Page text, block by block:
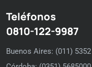
Teléfonos
0810-122-9987
Buenos Aires: (011)